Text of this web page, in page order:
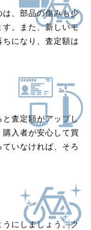
、部品の傷みも少
す。また、新しいモ
になり、査定額は
査定額がアップし
入者が安心して買
いなければ、そろ
にしましょう。ク